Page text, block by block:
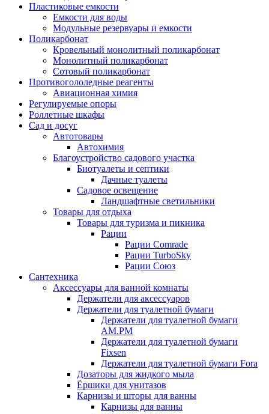
Пластиковые емкости
Емкости для воды
Модульные резервуары и емкости
Поликарбонат
Кровельный монолитный поликарбонат
Монолитный поликарбонат
Сотовый поликарбонат
Противогололедные реагенты
Авиационная химия
Регулируемые опоры
Роллетные шкафы
Сад и досуг
Автотовары
Автохимия
Благоустройство садового участка
Биотуалеты и септики
Дачные туалеты
Садовое освещение
Ландшафтные светильники
Товары для отдыха
Товары для туризма и пикника
Рации
Рации Comrade
Рации TurboSky
Рации Союз
Сантехника
Аксессуары для ванной комнаты
Держатели для аксессуаров
Держатели для туалетной бумаги
Держатели для туалетной бумаги
AM.PM
Держатели для туалетной бумаги
Fixsen
Держатели для туалетной бумаги Fora
Дозаторы для жидкого мыла
Ёршики для унитазов
Карнизы и шторы для ванны
Карнизы для ванны